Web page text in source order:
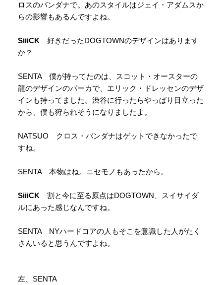
ロスのバンダナで。あのスタイルはジェイ・アダムスか
らの影響もあるんですよね。
SiiiCK 好きだったDOGTOWNのデザインはあります
か？
SENTA 僕が持ってたのは、スコット・オースターの
龍のデザインのパーカで、エリック・ドレッセンのデザ
インも持ってました。渋谷に行ったらやっぱり目立った
から、僕も狩られそうになりましたよ。
NATSUO クロス・バンダナはゲットできなかったで
すね。
SENTA 本物はね。ニセモノもあったから。
SiiiCK 割と今に至る原点はDOGTOWN、スイサイダ
ルにあった感じなんですね。
SENTA NYハードコアの人もそこを意識した人がたく
さんいると思うんですよね。
左、SENTA